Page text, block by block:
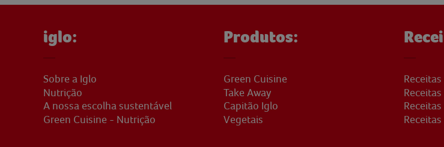
iglo:
Sobre a Iglo
Nutrição
A nossa escolha sustentável
Green Cuisine - Nutrição
Produtos:
Green Cuisine
Take Away
Capitão Iglo
Vegetais